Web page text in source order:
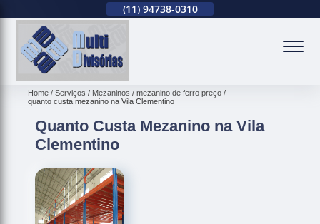
(11) 94738-0310
Home Serviços Mezaninos
mezanino de ferro preço
quanto custa mezanino na Vila Clementino
Quanto Custa Mezanino na Vila
Clementino